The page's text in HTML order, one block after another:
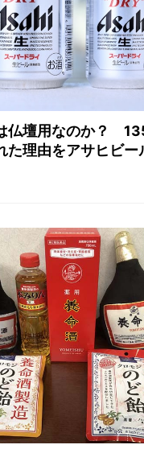
仏壇用なのか？
た理由をアサヒビー